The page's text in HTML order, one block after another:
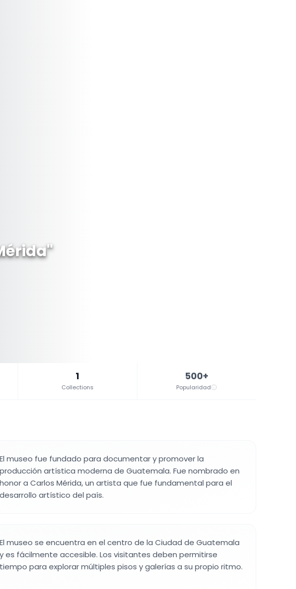
1
Collections
500+
Popularidad
El museo fue fundado para documentar y promover la
producción artística moderna de Guatemala. Fue nombrado en
honor a Carlos Mérida, un artista que fue fundamental para el
desarrollo artístico del país.
El museo se encuentra en el centro de la Ciudad de Guatemala
y es fácilmente accesible. Los visitantes deben permitirse
tiempo para explorar múltiples pisos y galerías a su propio ritmo.